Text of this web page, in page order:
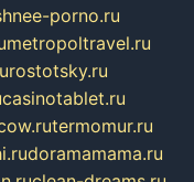
porno.ru
metropoltravel.ru
rostotsky.ru
casinotablet.ru
termomur.ru
doramamama.ru